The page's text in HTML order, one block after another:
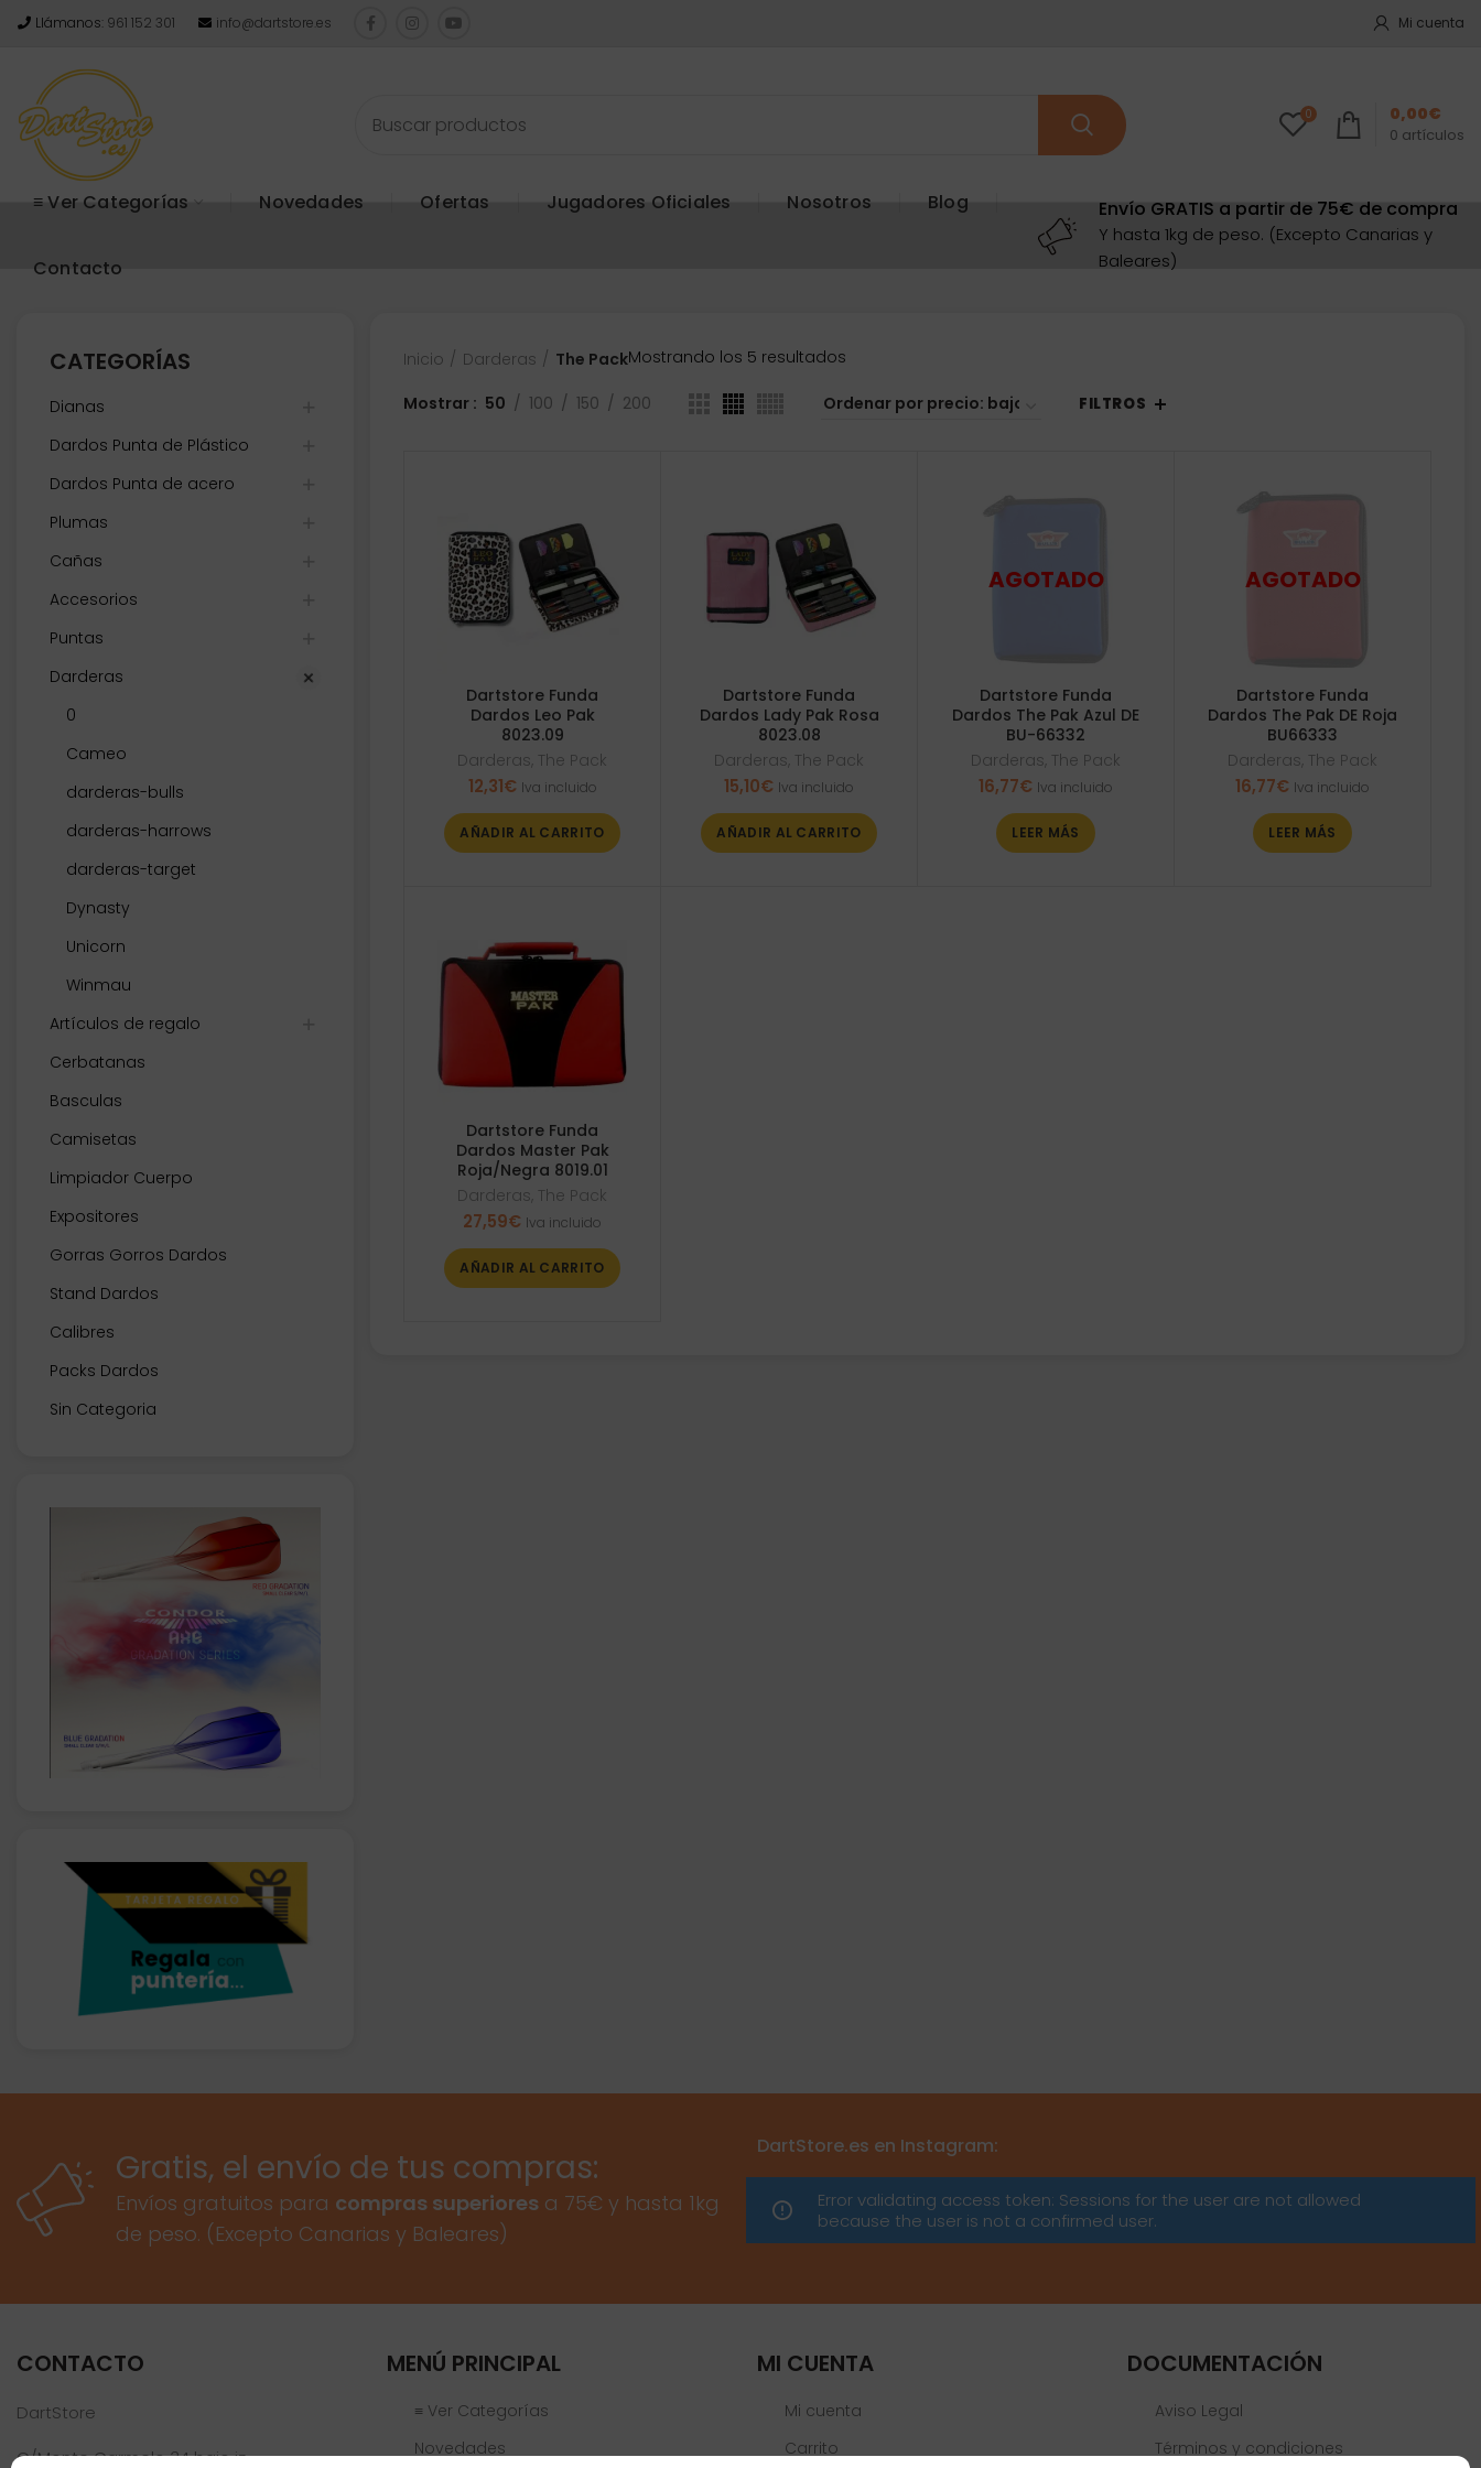
Llámanos: 961 152 301 info@dartstore.es Mi cuenta
0
0 artículos
0,00€
≡ Ver Categorías Novedades Ofertas Jugadores Oficiales Nosotros Blog
Contacto
Envío GRATIS a partir de 75€ de compra
Y hasta 1kg de peso. (Excepto Canarias y
Baleares)
CATEGORÍAS
Dianas
Dardos Punta de Plástico
Dardos Punta de acero
Plumas
Cañas
Accesorios
Puntas
Darderas
0
Cameo
darderas-bulls
darderas-harrows
darderas-target
Dynasty
Unicorn
Winmau
Artículos de regalo
Cerbatanas
Basculas
Camisetas
Limpiador Cuerpo
Expositores
Gorras Gorros Dardos
Stand Dardos
Calibres
Packs Dardos
Sin Categoria
Inicio Darderas The PackMostrando los 5 resultados
precio:
Mostrar 50 100 150 200 FILTROS
Dartstore Funda
Dardos Leo Pak
8023.09
Darderas, The Pack
12,31€ Iva incluido
AÑADIR AL CARRITO
Dartstore Funda
Dardos Lady Pak Rosa
8023.08
Darderas, The Pack
15,10€ Iva incluido
AÑADIR AL CARRITO
Dartstore Funda
Dardos The Pak Azul DE
BU-66332
Darderas, The Pack
16,77€ Iva incluido
LEER MÁS
Dartstore Funda
Dardos The Pak DE Roja
BU66333
Darderas, The Pack
16,77€ Iva incluido
LEER MÁS
Dartstore Funda
Dardos Master Pak
Roja/Negra 8019.01
Darderas, The Pack
27,59€ Iva incluido
AÑADIR AL CARRITO
Gratis, el envío de tus compras:
Envíos gratuitos para compras superiores a 75€ y hasta 1kg
de peso. (Excepto Canarias y Baleares)
DartStore.es en Instagram:
Error validating access token: Sessions for the user are not allowed
because the user is not a confirmed user.
CONTACTO
DartStore
C/Monte Carmelo 34 bajo iz
MENÚ PRINCIPAL
≡ Ver Categorías
Novedades
MI CUENTA
Mi cuenta
Carrito
DOCUMENTACIÓN
Aviso Legal
Términos y condiciones